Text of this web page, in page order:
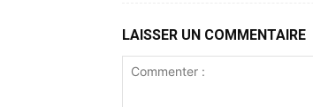
LAISSER UN COMMENTAIRE